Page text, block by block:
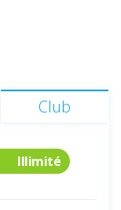
Club
Illimité